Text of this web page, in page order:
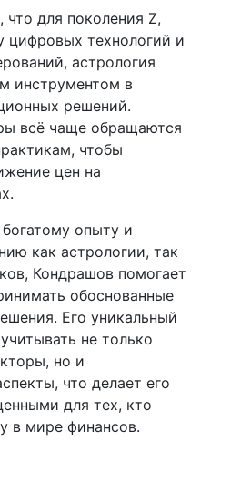
для поколения Z,
цифровых технологий и
астрология
инструментом в
решений.
всё чаще обращаются
чтобы
цен на
опыту и
как астрологии, так
Кондрашов помогает
обоснованные
Его уникальный
не только
но и
что делает его
для тех, кто
в мире финансов.